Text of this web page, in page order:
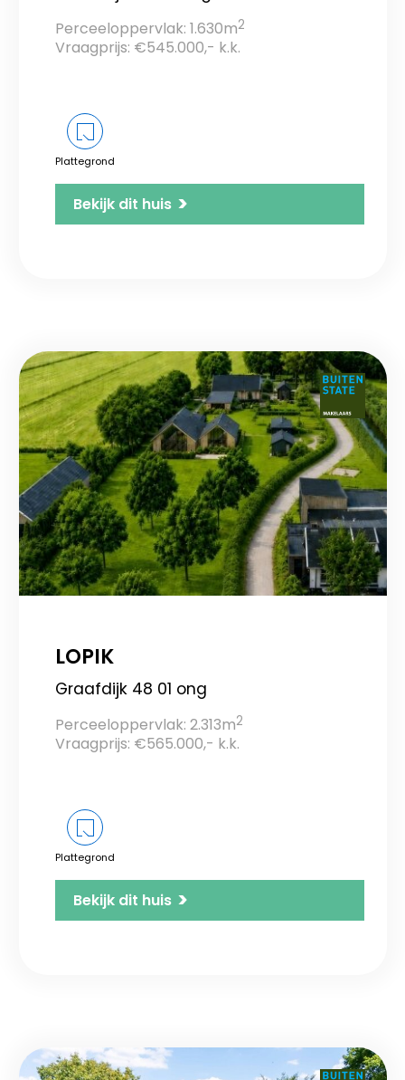
Perceeloppervlak: 1.630m2
Vraagprijs: €545.000,- k.k.
Plattegrond
Bekijk dit huis >
LOPIK
Graafdijk 48 01 ong
Perceeloppervlak: 2.313m2
Vraagprijs: €565.000,- k.k.
Plattegrond
Bekijk dit huis >